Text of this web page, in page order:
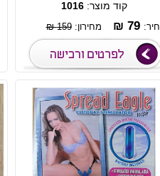
קוד מוצר: 1016
79 ₪ מחירון:159 ₪